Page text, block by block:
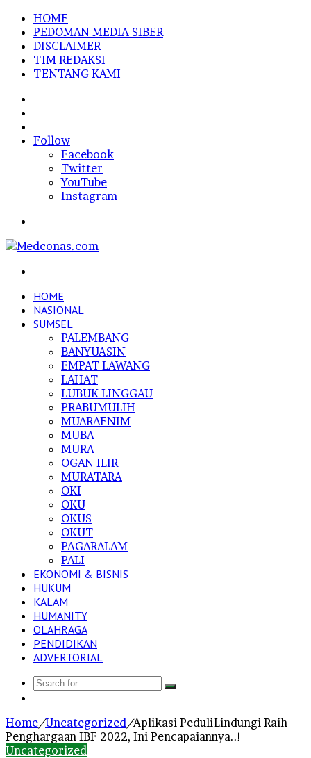
HOME
PEDOMAN MEDIA SIBER
DISCLAIMER
TIM REDAKSI
TENTANG KAMI
In
Follow
Facebook
Twitter
YouTube
Instagram
HOME
NASIONAL
SUMSEL
PALEMBANG
BANYUASIN
EMPAT LAWANG
LAHAT
LUBUK LINGGAU
PRABUMULIH
MUARAENIM
MUBA
MURA
OGAN ILIR
MURATARA
OKI
OKU
OKUS
OKUT
PAGARALAM
PALI
EKONOMI & BISNIS
HUKUM
KALAM
HUMANITY
OLAHRAGA
PENDIDIKAN
ADVERTORIAL
Search
Home/Uncategorized/Aplikasi PeduliLindungi Raih
Penghargaan IBF 2022, Ini Pencapaiannya..!
Uncategorized